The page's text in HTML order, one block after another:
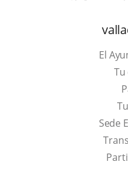
El
Tu
Sede